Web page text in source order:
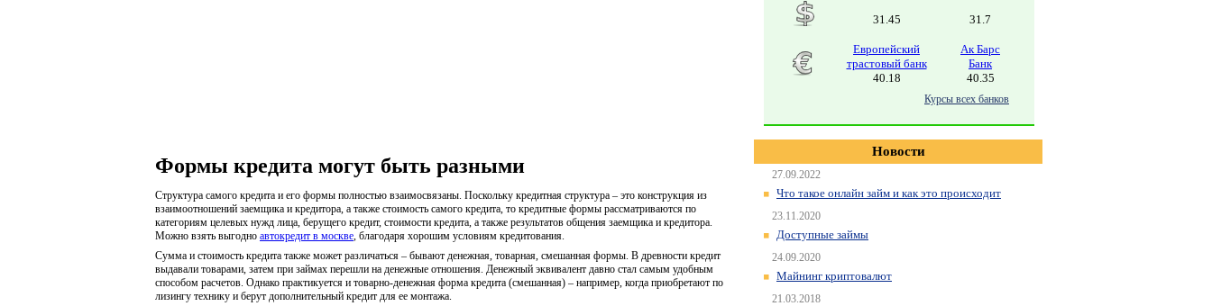
Формы кредита могут быть разными
Структура самого кредита и его формы полностью взаимосвязаны. Поскольку кредитная структура – это конструкция из
взаимоотношений заемщика и кредитора, а также стоимость самого кредита, то кредитные формы рассматриваются по
категориям целевых нужд лица, берущего кредит, стоимости кредита, а также результатов общения заемщика и кредитора.
Можно взять выгодно автокредит в москве, благодаря хорошим условиям кредитования.
Сумма и стоимость кредита также может различаться – бывают денежная, товарная, смешанная формы. В древности кредит
выдавали товарами, затем при займах перешли на денежные отношения. Денежный эквивалент давно стал самым удобным
способом расчетов. Однако практикуется и товарно-денежная форма кредита (смешанная) – например, когда приобретают по
лизингу технику и берут дополнительный кредит для ее монтажа.
31.45 31.7
Европейский
трастовый банк
40.18
Ак Барс
Банк
40.35
Курсы всех банков
Новости
27.09.2022
Что такое онлайн займ и как это происходит
23.11.2020
Доступные займы
24.09.2020
Майнинг криптовалют
21.03.2018